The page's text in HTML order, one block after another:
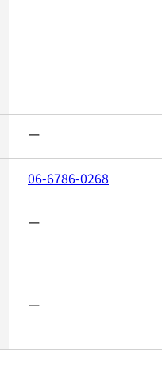
ー
06-6786-0268
ー
ー